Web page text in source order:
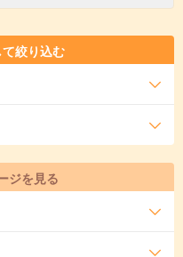
絞り込む
ジを見る